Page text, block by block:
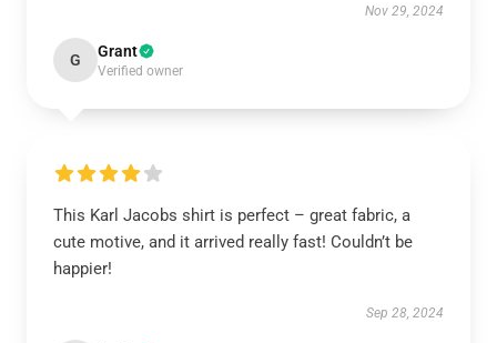
Nov 29, 2024
G Grant
Verified owner
This Karl Jacobs shirt is perfect – great fabric, a
cute motive, and it arrived really fast! Couldn’t be
happier!
Sep 28, 2024